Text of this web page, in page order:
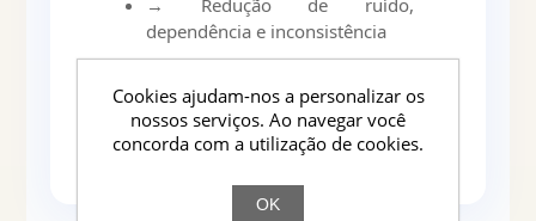
→ Redução de ruído,
dependência e inconsistência
a organização cresce
Cookies ajudam-nos a personalizar os
nossos serviços. Ao navegar você
concorda com a utilização de cookies.
OK